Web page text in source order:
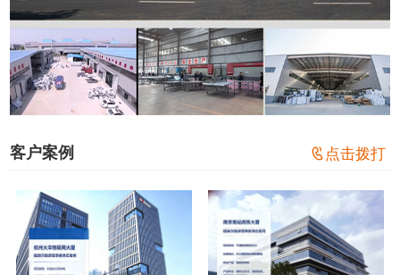
客户案例  点击拨打